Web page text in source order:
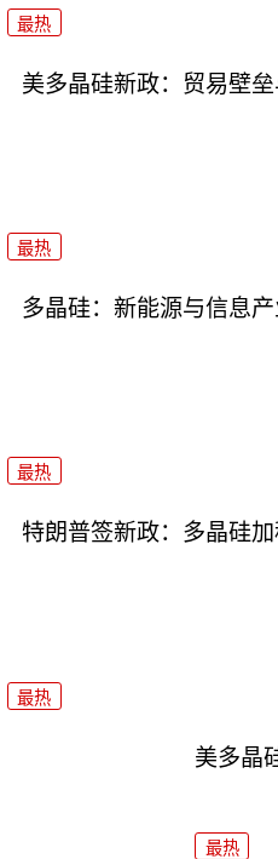
最热
美多晶硅新政：贸易壁
最热
多晶硅：新能源与信息
最热
特朗普签新政：多晶硅
最热
美多晶
最热